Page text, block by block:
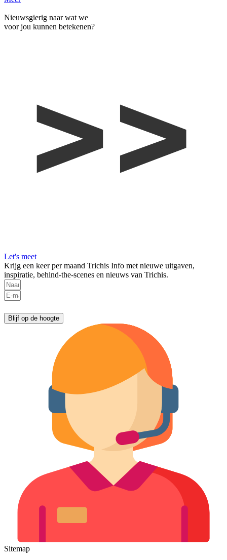
Nieuwsgierig naar wat we
voor jou kunnen betekenen?
Let's meet
Krijg een keer per maand Trichis Info met nieuwe uitgaven,
inspiratie, behind-the-scenes en nieuws van Trichis.
Blijf op de hoogte
Sitemap